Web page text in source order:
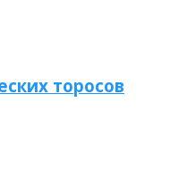
торосов